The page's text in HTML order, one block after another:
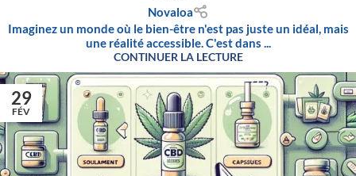
Novaloa
Imaginez un monde où le bien-être n'est pas juste un idéal, mais
une réalité accessible. C'est dans ...
CONTINUER LA LECTURE
29
FÉV